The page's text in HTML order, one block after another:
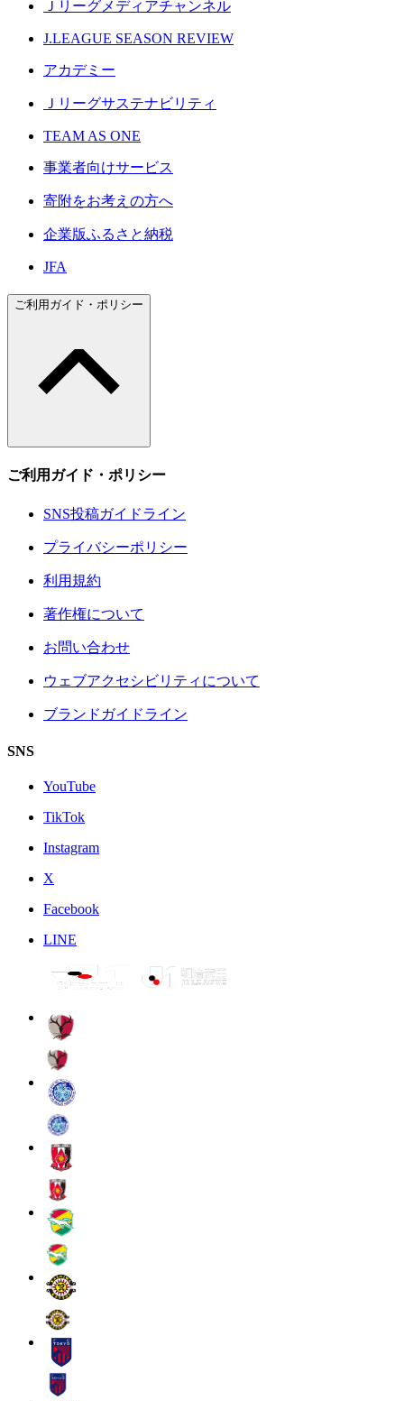
Ｊリーグメディアチャンネル
J.LEAGUE SEASON REVIEW
アカデミー
Ｊリーグサステナビリティ
TEAM AS ONE
事業者向けサービス
寄附をお考えの方へ
企業版ふるさと納税
JFA
ご利用ガイド・ポリシー
ご利用ガイド・ポリシー
SNS投稿ガイドライン
プライバシーポリシー
利用規約
著作権について
お問い合わせ
ウェブアクセシビリティについて
ブランドガイドライン
SNS
YouTube
TikTok
Instagram
X
Facebook
LINE